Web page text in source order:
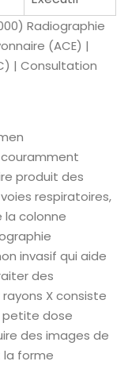
Radiographie
(ACE) |
| Consultation
produit des
respiratoires,
la colonne
invasif qui aide
des
X consiste
petite dose
des images de
la forme